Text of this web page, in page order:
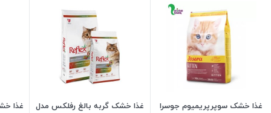
غذا خشک سوپرپریمیوم جوسرا
غذا خشک گربه بالغ رفلکس مدل
غذا